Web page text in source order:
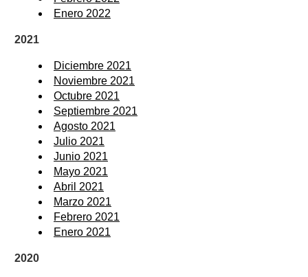
Enero 2022
2021
Diciembre 2021
Noviembre 2021
Octubre 2021
Septiembre 2021
Agosto 2021
Julio 2021
Junio 2021
Mayo 2021
Abril 2021
Marzo 2021
Febrero 2021
Enero 2021
2020